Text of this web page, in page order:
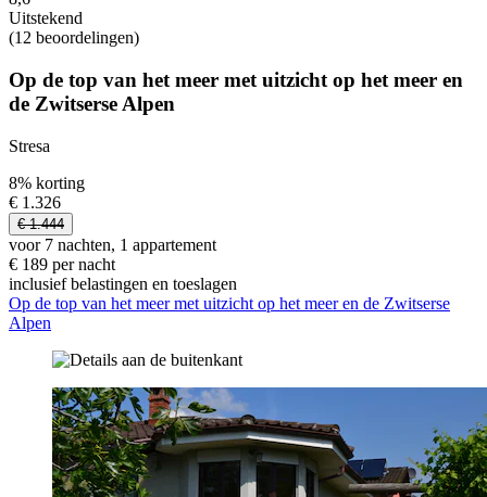
Uitstekend
(12 beoordelingen)
Op de top van het meer met uitzicht op het meer en
de Zwitserse Alpen
Stresa
8% korting
€ 1.326
€ 1.444
voor 7 nachten, 1 appartement
€ 189 per nacht
inclusief belastingen en toeslagen
Op de top van het meer met uitzicht op het meer en de Zwitserse
Alpen